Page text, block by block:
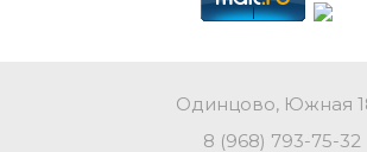
Одинцово, Южная
8 (968) 793-75-32